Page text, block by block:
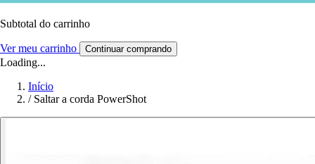
Subtotal do carrinho
Ver meu carrinho Continuar comprando
Loading...
Início
/ Saltar a corda PowerShot